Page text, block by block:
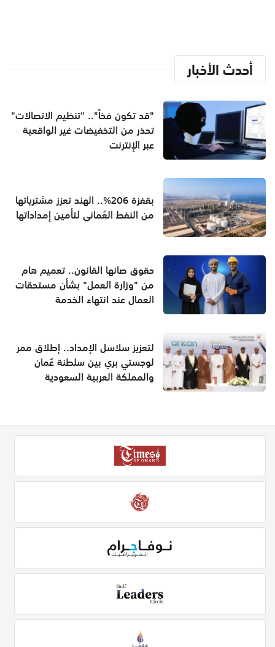
أحدث الأخبار
"قد تكون فخاً".. "تنظيم الاتصالات"
تحذر من التخفيضات غير الواقعية
عبر الإنترنت
بقفزة 206%.. الهند تعزز مشترياتها
من النفط العُماني لتأمين إمداداتها
حقوق صانها القانون.. تعميم هام
من "وزارة العمل" بشأن مستحقات
العمال عند انتهاء الخدمة
لتعزيز سلاسل الإمداد.. إطلاق ممر
لوجستي بري بين سلطنة عُمان
والمملكة العربية السعودية